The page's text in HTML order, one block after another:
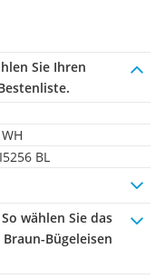
Sie Ihren
BL
So wählen Sie das
Bügeleisen